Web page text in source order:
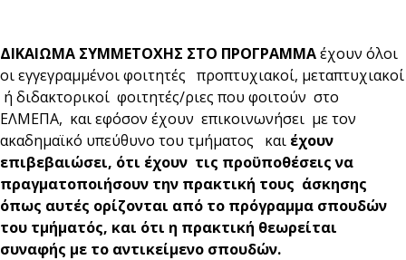
ΔΙΚΑΙΩΜΑ ΣΥΜΜΕΤΟΧΗΣ ΣΤΟ ΠΡΟΓΡΑΜΜΑέχουν όλοι
οι εγγεγραμμένοι φοιτητές προπτυχιακοί, μεταπτυχιακοί
ή διδακτορικοί φοιτητές/ριες που φοιτούν στο
ΕΛΜΕΠΑ, και εφόσον έχουν επικοινωνήσει με τον
ακαδημαϊκό υπεύθυνο του τμήματος και έχουν
επιβεβαιώσει, ότι έχουν τις προϋποθέσεις να
πραγματοποιήσουν την πρακτική τους άσκησης
όπως αυτές ορίζονται από το πρόγραμμα σπουδών
του τμήματός, και ότι η πρακτική θεωρείται
συναφής με το αντικείμενο σπουδών.